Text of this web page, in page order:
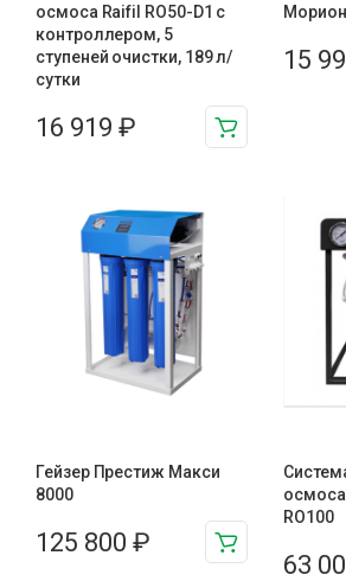
осмоса Raifil RO50-D1 с
контроллером, 5
ступеней очистки, 189 л/
сутки
16 919 ₽
Морион
15
Гейзер Престиж Макси
8000
125 800 ₽
RO100
63